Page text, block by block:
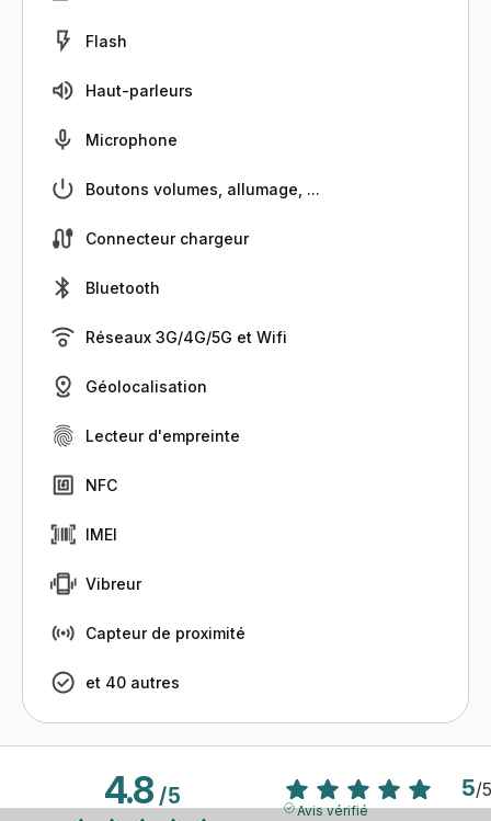
Flash
Haut-parleurs
Microphone
Boutons volumes, allumage, ...
Connecteur chargeur
Bluetooth
Réseaux 3G/4G/5G et Wifi
Géolocalisation
Lecteur d'empreinte
NFC
IMEI
Vibreur
Capteur de proximité
et 40 autres
4.8/5 5/5
Avis vérifié